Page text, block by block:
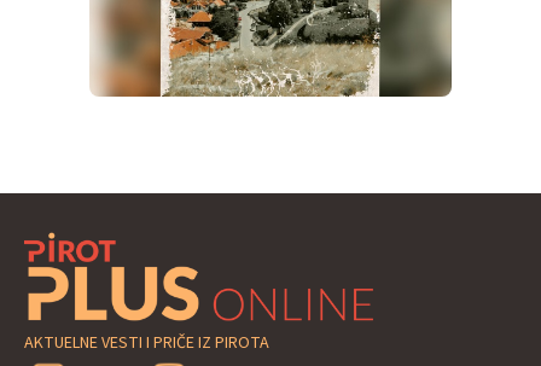
AKTUELNE VESTI I PRIČE IZ PIROTA